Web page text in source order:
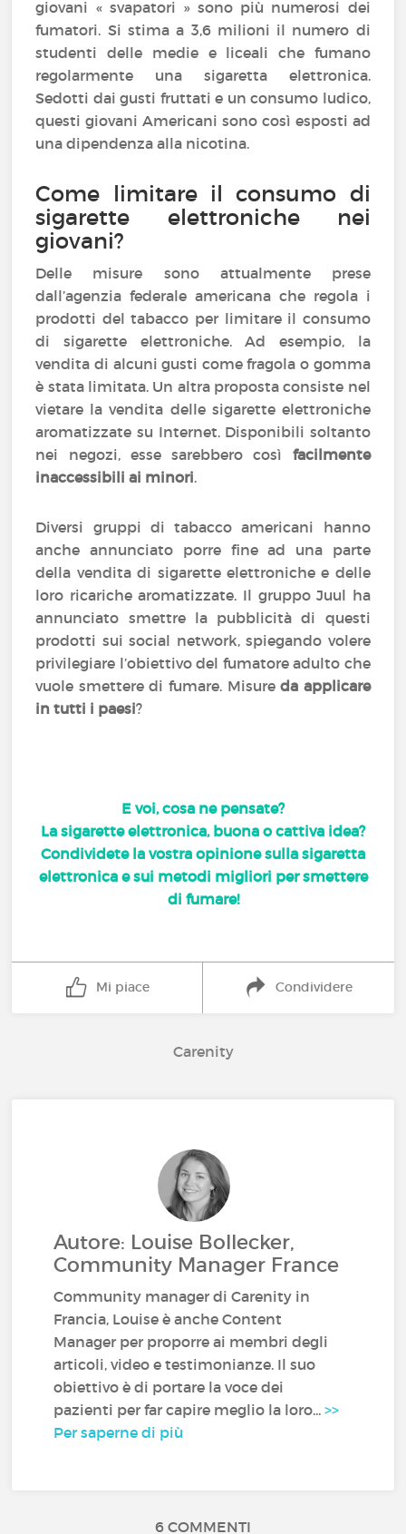
giovani « svapatori » sono più numerosi dei
fumatori. Si stima a 3,6 milioni il numero di
studenti delle medie e liceali che fumano
regolarmente una sigaretta elettronica.
Sedotti dai gusti fruttati e un consumo ludico,
questi giovani Americani sono così esposti ad
una dipendenza alla nicotina.
Come limitare il consumo di
sigarette elettroniche nei
giovani?
Delle misure sono attualmente prese
dall’agenzia federale americana che regola i
prodotti del tabacco per limitare il consumo
di sigarette elettroniche. Ad esempio, la
vendita di alcuni gusti come fragola o gomma
è stata limitata. Un altra proposta consiste nel
vietare la vendita delle sigarette elettroniche
aromatizzate su Internet. Disponibili soltanto
nei negozi, esse sarebbero così facilmente
inaccessibili ai minori.
Diversi gruppi di tabacco americani hanno
anche annunciato porre fine ad una parte
della vendita di sigarette elettroniche e delle
loro ricariche aromatizzate. Il gruppo Juul ha
annunciato smettre la pubblicità di questi
prodotti sui social network, spiegando volere
privilegiare l’obiettivo del fumatore adulto che
vuole smettere di fumare. Misureda applicare
in tutti i paesi?
E voi, cosa ne pensate?
La sigarette elettronica, buona o cattiva idea?
Condividete la vostra opinione sulla sigaretta
elettronica e sui metodi migliori per smettere
di fumare!
Mi piace Condividere
Carenity
Autore: Louise Bollecker,
Community Manager France
Community manager di Carenity in
Francia, Louise è anche Content
Manager per proporre ai membri degli
articoli, video e testimonianze. Il suo
obiettivo è di portare la voce dei
pazienti per far capire meglio la loro...>>
Per saperne di più
6 COMMENTI